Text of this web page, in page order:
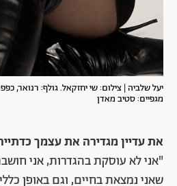
יעל שלביה | צילום: שי יחזקאל. גולף: רנואר,
מגפיים: סטיב מאדן
את עדיין מגדירה את עצמך
"אני לא עוסקת בהגדרות, אני
שאני נמצאת בחיים, וגם באופן